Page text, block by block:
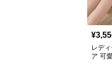
¥
レデ
ア 可